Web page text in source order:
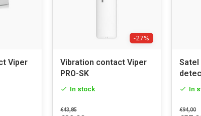
Viper
-27%
Vibration contact Viper
PRO-SK
In stock
€43,85
Satel
In
€94,00